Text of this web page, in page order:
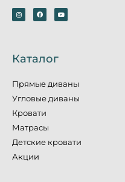
Каталог
Прямые диваны
Угловые диваны
Кровати
Матрасы
Детские кровати
Акции